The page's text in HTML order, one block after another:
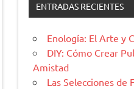
ENTRADAS RECIENTES
Enología: El Arte y
DIY: Cómo Crear
Amistad
Las Selecciones de